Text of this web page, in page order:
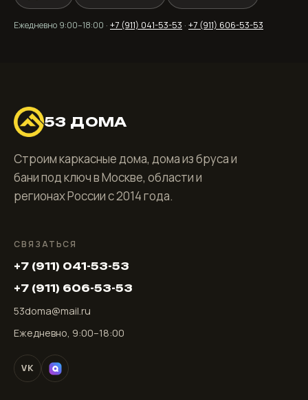
+7 (911) 041-53-53 +7 (911) 606-53-53
53 ДОМА
Строим каркасные дома, дома из бруса и
бани под ключ в Москве, области и
регионах России с 2014 года.
СВЯЗАТЬСЯ
+7 (911) 041-53-53
+7 (911) 606-53-53
53doma@mail.ru
Ежедневно, 9:00–18:00
VK